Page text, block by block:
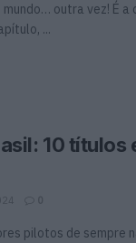
outra vez! É a
...
10 títulos
0
pilotos de sempre